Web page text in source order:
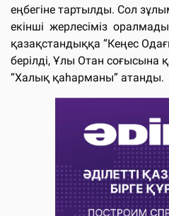
еңбегіне тартылды. Сол
екінші жерлесіміз
қазақстандыққа “Кеңес
берілді, Ұлы Отан
“Халық қаһарманы” атанды.